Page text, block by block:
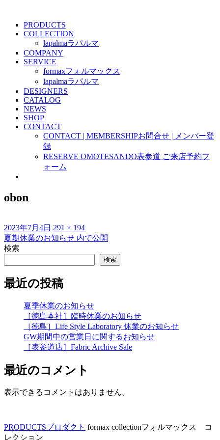
PRODUCTS
COLLECTION
lapalmaラパルマ
COMPANY
SERVICE
formaxフォルマックス
lapalmaラパルマ
DESIGNERS
CATALOG
NEWS
SHOP
CONTACT
CONTACT | MEMBERSHIPお問合せ | メンバー登
録
RESERVE OMOTESANDO表参道 ご来店予約フ
ォーム
obon
投
稿
日:
2023年7月4日 フ
ル
ズ
291 × 194
投
稿
ビ
ン
夏期休業のお知らせ 内で公開
検索
検索
最近の投稿
夏季休業のお知らせ
［徳島本社］臨時休業のお知らせ
［徳島］Life Style Laboratory 休業のお知らせ
GW期間中の営業日に関するお知らせ
［表参道店］Fabric Archive Sale
最近のコメント
表示できるコメントはありません。
PRODUCTSプロダクト formax collectionフォルマックス コ
レクション